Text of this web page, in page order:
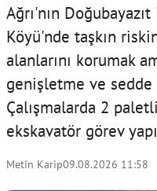
Ağrı'nın
Köyü'nde taşkın
alanlarını korumak
genişletme ve sedde
Çalışmalarda 2
ekskavatör görev
Metin Karip09.08.2026 11:58